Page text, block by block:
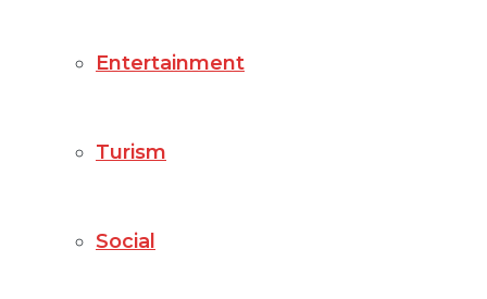
Entertainment
Turism
Social